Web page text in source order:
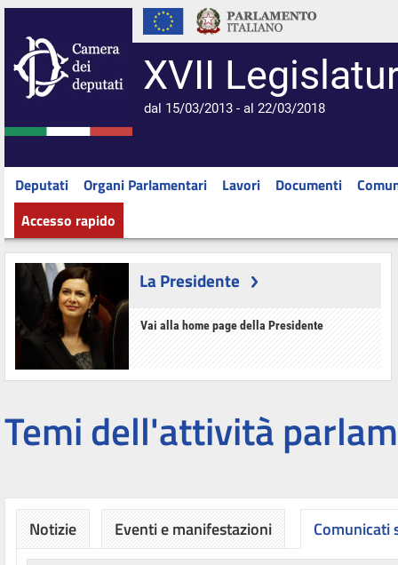
XVII
dal 15/03/2013 - al 22/03/2018
Deputati Organi Parlamentari Lavori Documenti
Accesso rapido
La Presidente
Vai alla home page della Presidente
Temi dell'attività
Notizie Eventi e manifestazioni Comunicati